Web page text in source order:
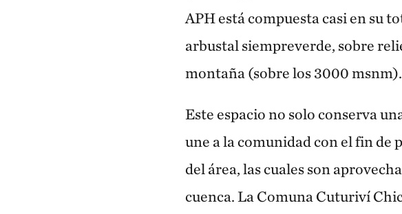
APH está compuesta casi en su
arbustal siempreverde, sobre
montaña (sobre los 3000 msnm).
Este espacio no solo conserva
une a la comunidad con el fin de
del área, las cuales son
cuenca. La Comuna Cuturiví